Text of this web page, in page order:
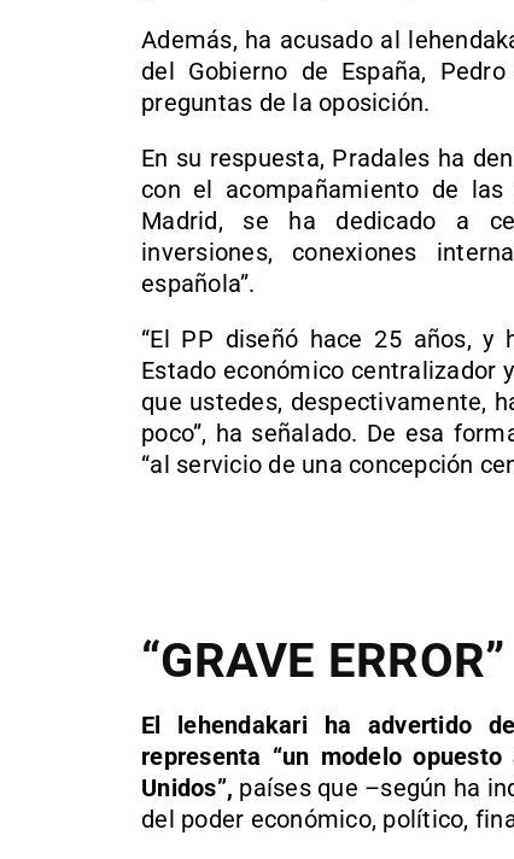
Además, ha acusado al
del Gobierno de España,
preguntas de la oposición.
En su respuesta, Pradales ha
con el acompañamiento de
Madrid, se ha dedicado a
inversiones, conexiones
española”.
“El PP diseñó hace 25 años, y
Estado económico centralizador
que ustedes, despectivamente,
poco”, ha señalado. De esa
“al servicio de una concepción
“GRAVE ERROR”
El lehendakari ha advertido
representa “un modelo
Unidos”, países que –según ha
del poder económico, político,